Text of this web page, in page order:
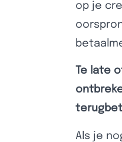
op je
Te late
Als je